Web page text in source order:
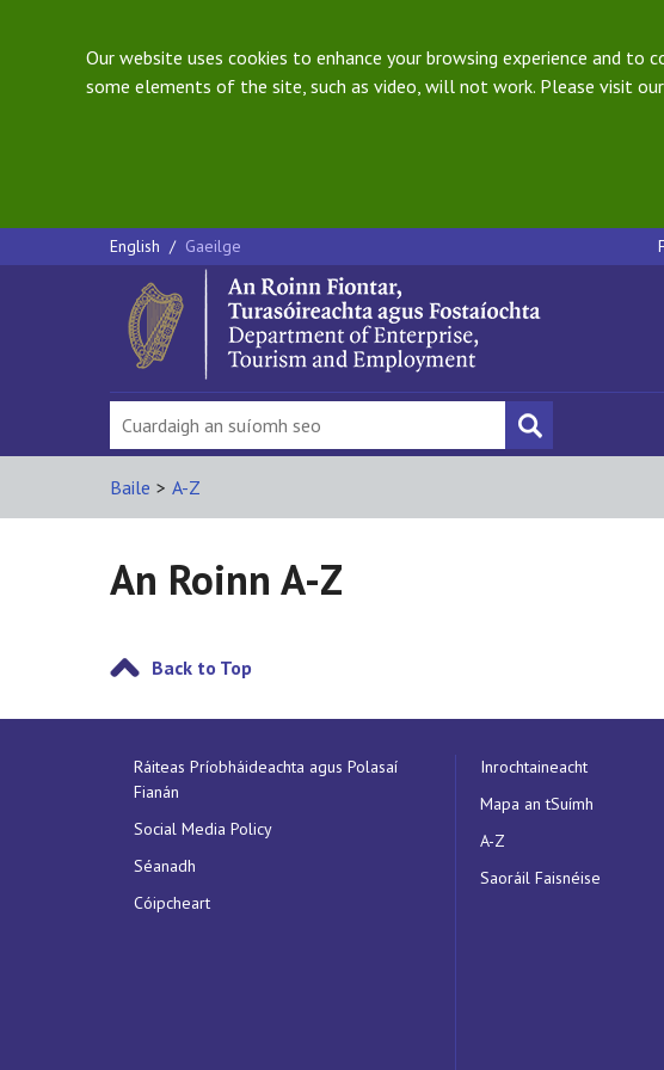
Our website uses cookies to enhance your browsing experience and
some elements of the site, such as video, will not work. Please visit our
English / Gaeilge
Baile > A-Z
An Roinn A-Z
Back to Top
Ráiteas Príobháideachta agus Polasaí
Fianán
Social Media Policy
Séanadh
Cóipcheart
Inrochtaineacht
Mapa an tSuímh
A-Z
Saoráil Faisnéise